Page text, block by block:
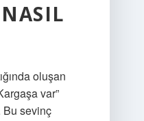
oluşan
var”
Bu sevinç